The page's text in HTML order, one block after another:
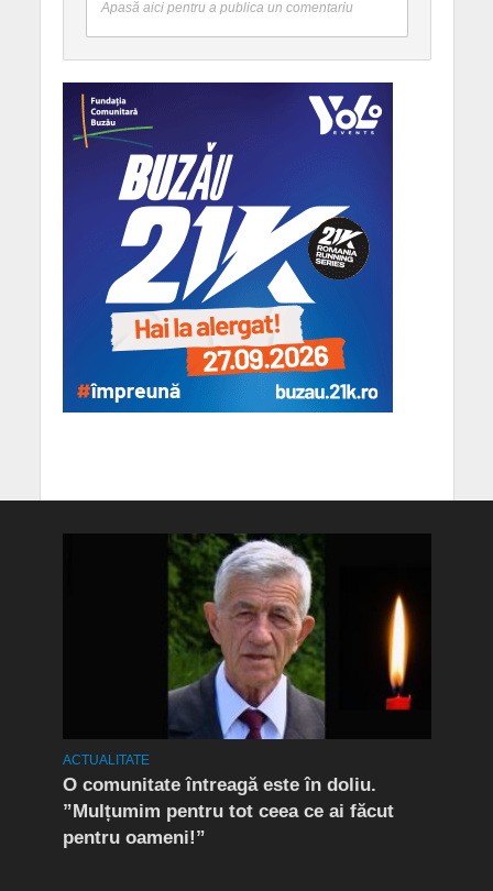
Apasă aici pentru a publica un comentariu
ACTUALITATE
O comunitate întreagă este în doliu.
”Mulțumim pentru tot ceea ce ai făcut
pentru oameni!”